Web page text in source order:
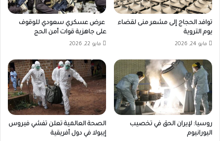
توافد الحجاج إلى مشعر منى لقضاء
يوم التروية
مايو 24, 2026
عرض عسكري سعودي للوقوف
على جاهزية قوات أمن الحج
مايو 22, 2026
روسيا: لإيران الحق في تخصيب
اليورانيوم
الصحة العالمية تعلن تفشي فيروس
إيبولا في دول أفريقية